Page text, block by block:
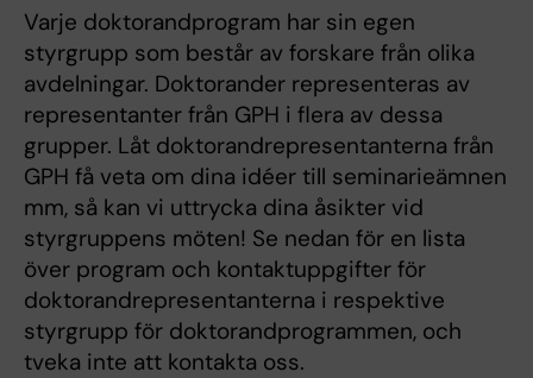
Varje doktorandprogram har sin egen
styrgrupp som består av forskare från olika
avdelningar. Doktorander representeras av
representanter från GPH i flera av dessa
grupper. Låt doktorandrepresentanterna från
GPH få veta om dina idéer till seminarieämnen
mm, så kan vi uttrycka dina åsikter vid
styrgruppens möten! Se nedan för en lista
över program och kontaktuppgifter för
doktorandrepresentanterna i respektive
styrgrupp för doktorandprogrammen, och
tveka inte att kontakta oss.